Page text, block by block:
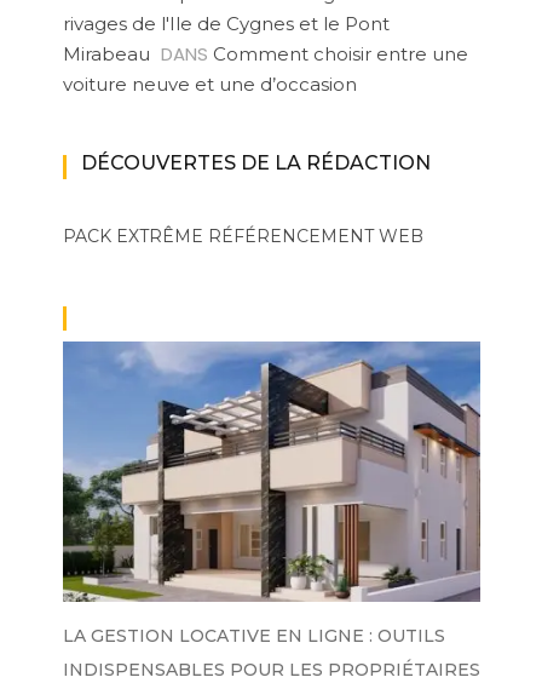
rivages de l'Ile de Cygnes et le Pont
Mirabeau DANS Comment choisir entre une
voiture neuve et une d’occasion
DÉCOUVERTES DE LA RÉDACTION
PACK EXTRÊME RÉFÉRENCEMENT WEB
LA GESTION LOCATIVE EN LIGNE : OUTILS
INDISPENSABLES POUR LES PROPRIÉTAIRES